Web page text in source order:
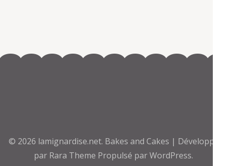
© 2026 lamignardise.net. Bakes and Cakes | Développé
par Rara Theme Propulsé parWordPress.